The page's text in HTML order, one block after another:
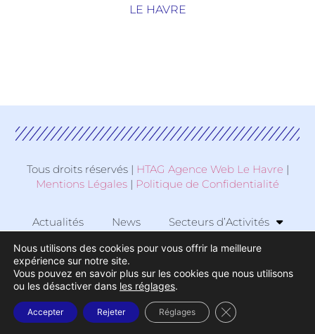
LE HAVRE
Tous droits réservés | HTAG Agence Web Le Havre |
Mentions Légales | Politique de Confidentialité
Actualités News Secteurs d’Activités
Zone d’Activité
© 2026 TCAC
Nous utilisons des cookies pour vous offrir la meilleure
expérience sur notre site.
Vous pouvez en savoir plus sur les cookies que nous utilisons
ou les désactiver dans les réglages.
Accepter Rejeter Réglages Fermer la bannière